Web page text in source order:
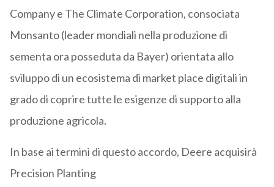
Company e The Climate Corporation, consociata
Monsanto (leader mondiali nella produzione di
sementa ora posseduta da Bayer) orientata allo
sviluppo di un ecosistema di market place digitali in
grado di coprire tutte le esigenze di supporto alla
produzione agricola.
In base ai termini di questo accordo, Deere acquisirà
Precision Planting